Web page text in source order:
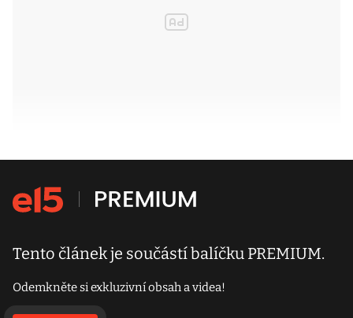
Tento článek je součástí balíčku PREMIUM.
Odemkněte si exkluzivní obsah a videa!